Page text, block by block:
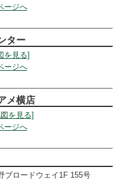
ージへ
ター
を見る]
ージへ
メ横店
を見る]
ージへ
ブロードウェイ1F 155号